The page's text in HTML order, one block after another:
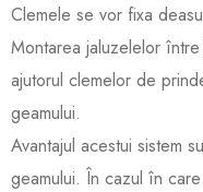
Clemele se vor fixa
Montarea jaluzelelor
ajutorul clemelor de
geamului.
Avantajul acestui sistem
geamului. În cazul în